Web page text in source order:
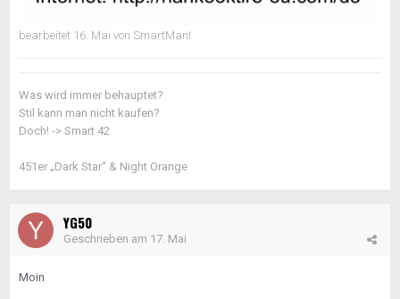
bearbeitet 16. Mai von SmartManI
Was wird immer behauptet?
Stil kann man nicht kaufen?
Doch! -> Smart 42
451er „Dark Star“ & Night Orange
YG50
Geschrieben am 17. Mai
Moin